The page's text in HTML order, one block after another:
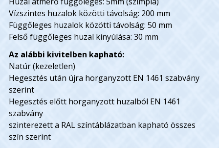
Vízszintes huzalok közötti távolság: 200 mm
Függőleges huzalok közötti távolság: 50 mm
Felső függőleges huzal kinyúlása: 30 mm
Az alábbi kivitelben kapható:
Natúr (kezeletlen)
Hegesztés után újra horganyzott EN 1461 szabvány
szerint
Hegesztés előtt horganyzott huzalból EN 1461
szabvány
szinterezett a RAL színtáblázatban kapható összes
szín szerint